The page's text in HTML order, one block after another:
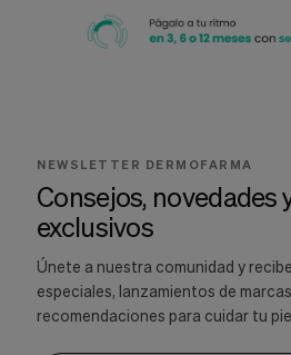
NEWSLETTER DERMOFARMA
Consejos, novedades
exclusivos
Únete a nuestra comunidad y
especiales, lanzamientos de
recomendaciones para cuidar tu